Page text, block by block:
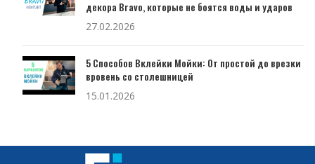
декора Bravo, которые не боятся воды и ударов
27.02.2026
5 Способов Вклейки Мойки: От простой до врезки
вровень со столешницей
15.01.2026